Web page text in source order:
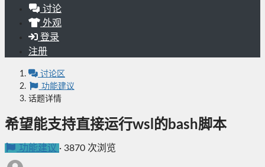
讨论
外观
登录
注册
讨论区
功能建议
话题详情
希望能支持直接运行wsl的bash脚本
功能建议 · 3870 次浏览